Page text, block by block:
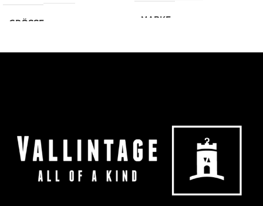
GRÖSSE MARKE